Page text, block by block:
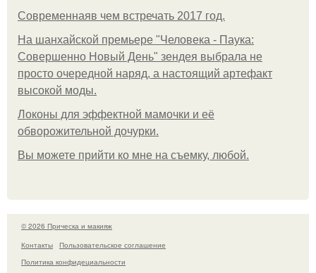
Современнаяв чем встречать 2017 год.
На шанхайской премьере "Человека - Паука:
Совершенно Новый День" зендея выбрала не
просто очередной наряд, а настоящий артефакт
высокой моды.
Локоны для эффектной мамочки и её
обворожительной дочурки.
Вы можете прийти ко мне на съемку, любой.
© 2026 Прическа и макияж
Контакты
Пользовательское соглашение
Политика конфидециальности